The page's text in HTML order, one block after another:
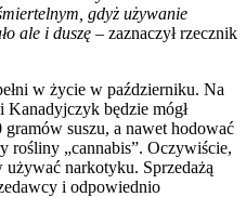
gdyż używanie
ale i duszę – zaznaczył rzecznik
w życie w październiku. Na
Kanadyjczyk będzie mógł
suszu, a nawet hodować
rośliny „cannabis”. Oczywiście,
używać narkotyku. Sprzedażą
i odpowiednio